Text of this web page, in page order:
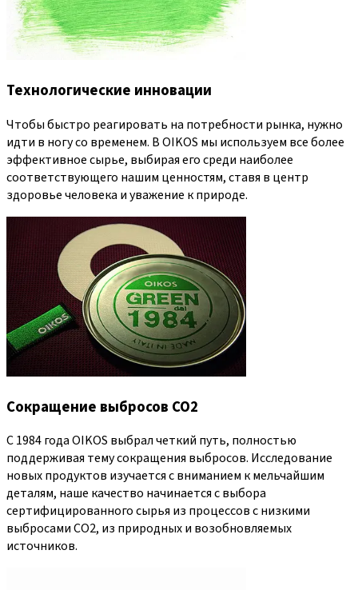
Технологические инновации
Чтобы быстро реагировать на потребности рынка, нужно
идти в ногу со временем. В OIKOS мы используем все более
эффективное сырье, выбирая его среди наиболее
соответствующего нашим ценностям, ставя в центр
здоровье человека и уважение к природе.
Сокращение выбросов CO2
С 1984 года OIKOS выбрал четкий путь, полностью
поддерживая тему сокращения выбросов. Исследование
новых продуктов изучается с вниманием к мельчайшим
деталям, наше качество начинается с выбора
сертифицированного сырья из процессов с низкими
выбросами CO2, из природных и возобновляемых
источников.